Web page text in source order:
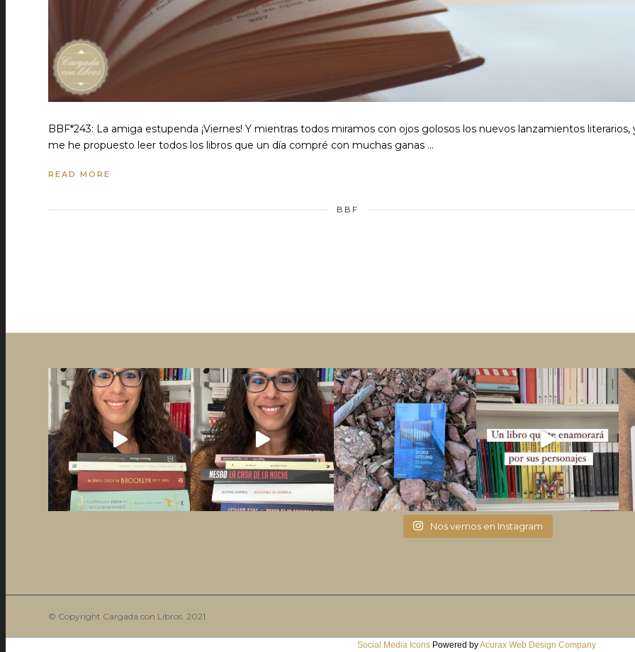
BBF*243: La amiga estupenda ¡Viernes! Y mientras todos miramos con ojos golosos los nuevos lanzamientos literarios,
me he propuesto leer todos los libros que un día compré con muchas ganas …
READ MORE
BBF
Nos vemos en Instagram
© Copyright Cargada con Libros. 2021
Social Media IconsPowered byAcurax Web Design Company